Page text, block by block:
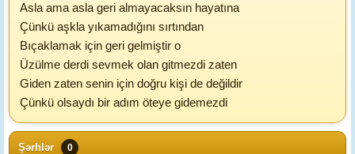
Asla ama asla geri almayacaksın hayatına
Çünkü aşkla yıkamadığını sırtından
Bıçaklamak için geri gelmiştir o
Üzülme derdi sevmek olan gitmezdi zaten
Giden zaten senin için doğru kişi de değildir
Çünkü olsaydı bir adım öteye gidemezdi
Şərhlər 0